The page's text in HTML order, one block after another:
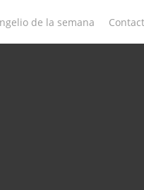
de la semana